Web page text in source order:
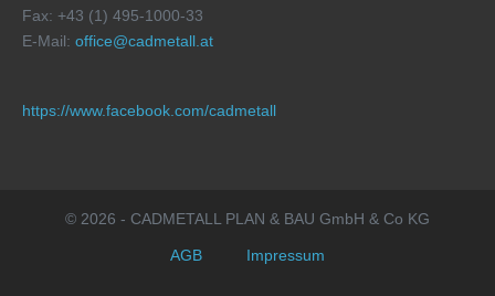
Fax: +43 (1) 495-1000-33
E-Mail: office@cadmetall.at
https://www.facebook.com/cadmetall
© 2026 - CADMETALL PLAN & BAU GmbH & Co KG
AGB Impressum